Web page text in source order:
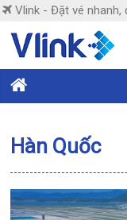
Skip
content
Vlink - Đặt vé nhanh,
Vlink
nhanh,
đồng
hành
tận
tâm
Hàn Quốc